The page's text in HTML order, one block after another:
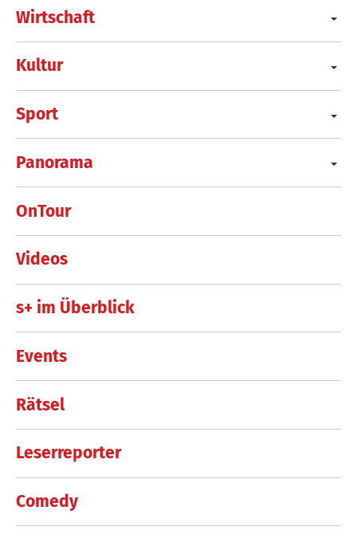
Wirtschaft
Kultur
Sport
Panorama
OnTour
Videos
s+ im Überblick
Events
Rätsel
Leserreporter
Comedy